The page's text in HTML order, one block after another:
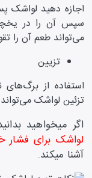
اجازه دهید لواشک
سپس آن را در
می‌تواند طعم آن را
تزیین
استفاده از برگ‌های
تزئین لواشک
اگر میخواهید
لواشک برای فشار
آشنا میکند.